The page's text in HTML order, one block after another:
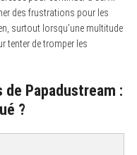
des frustrations pour les
surtout lorsqu’une multitude
tenter de tromper les
Papadustream :
?